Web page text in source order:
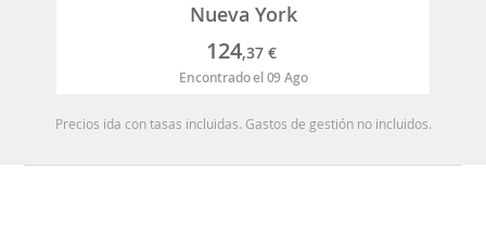
Nueva York
124,37 €
Encontrado el 09 Ago
Precios ida con tasas incluidas. Gastos de gestión no incluidos.